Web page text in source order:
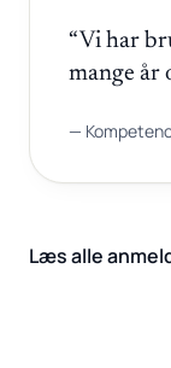
“Vi har
mange år
—
Læs alle